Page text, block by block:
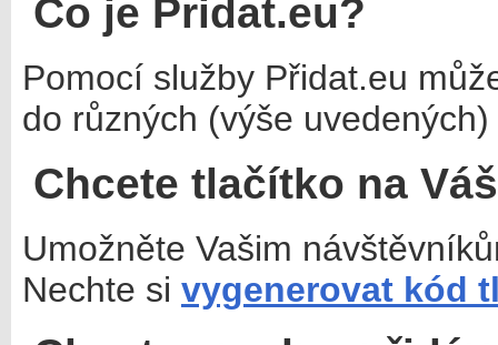
Co je Pridat.eu?
Pomocí služby Přidat.eu
do různých (výše
Chcete tlačítko na
Umožněte Vašim
Nechte si vygenerovat kód